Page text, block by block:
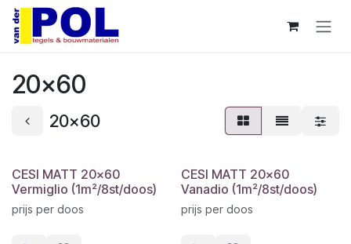
Overslaan naar inhoud
20x60
20x60
CESI MATT 20x60
Vermiglio (1m²/8st/doos)
prijs per doos
CESI MATT 20x60
Vanadio (1m²/8st/doos)
prijs per doos